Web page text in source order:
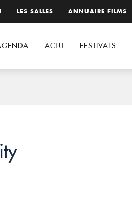
LES SALLES ANNUAIRE FILMS
ACTU FESTIVALS